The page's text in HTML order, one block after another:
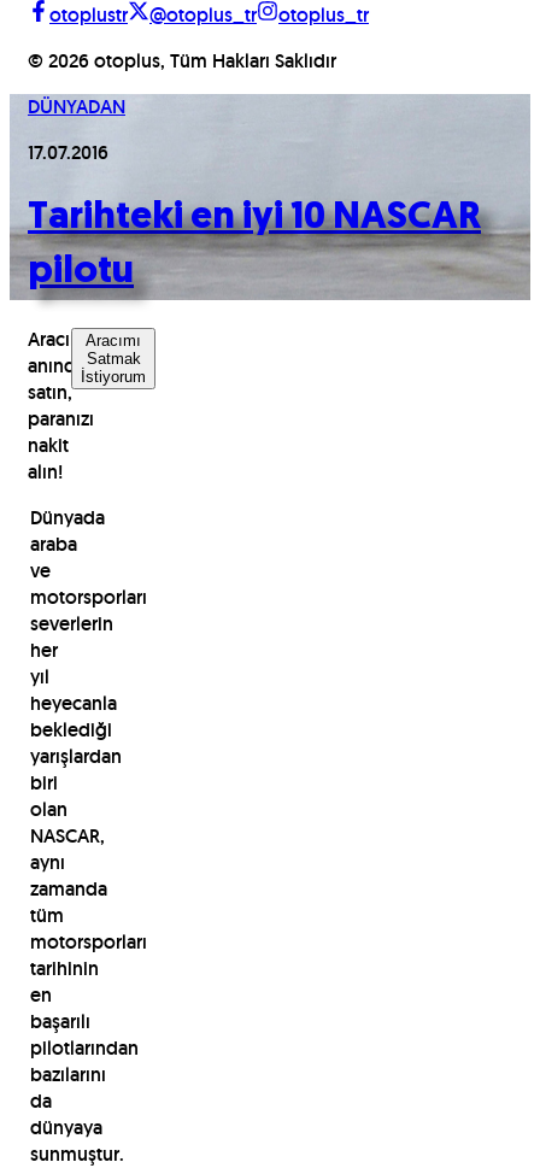
otoplustr
@otoplus_tr
otoplus_tr
© 2026 otoplus, Tüm Hakları Saklıdır
DÜNYADAN
17.07.2016
Tarihteki en iyi 10 NASCAR
pilotu
Aracınızı
anında
satın,
paranızı
nakit
alın!
Aracımı
Satmak
İstiyorum
Dünyada
araba
ve
motorsporları
severlerin
her
yıl
heyecanla
beklediği
yarışlardan
biri
olan
NASCAR,
aynı
zamanda
tüm
motorsporları
tarihinin
en
başarılı
pilotlarından
bazılarını
da
dünyaya
sunmuştur.